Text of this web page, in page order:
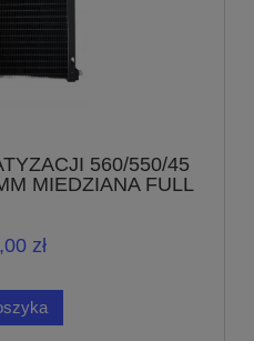
560/550/45
MIEDZIANA FULL
zł